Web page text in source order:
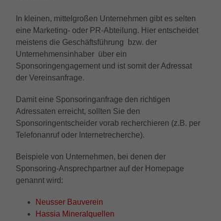
In kleinen, mittelgroßen Unternehmen gibt es selten
eine Marketing- oder PR-Abteilung. Hier entscheidet
meistens die Geschäftsführung bzw. der
Unternehmensinhaber über ein
Sponsoringengagement und ist somit der Adressat
der Vereinsanfrage.
Damit eine Sponsoringanfrage den richtigen
Adressaten erreicht, sollten Sie den
Sponsoringentscheider vorab recherchieren (z.B. per
Telefonanruf oder Internetrecherche).
Beispiele von Unternehmen, bei denen der
Sponsoring-Ansprechpartner auf der Homepage
genannt wird:
Neusser Bauverein
Hassia Mineralquellen
Anbieter TYPO3
Laufzeit 1 Jahr
Zweck
Enthält die gewählten Tracking-Optin-
Einstellungen.
Nutzung der Website für den
Analysebericht der Website zu verfolgen.
Die Cookies speichern Informationen
anonym und weisen eine randoly
generierte Nummer zu, um eindeutige
Anbieter Google LLC
Zweck
Dieses Cookie wird von Google Analytics
Besucher eine Website nutzen, und hilft
bei der Erstellung eines Analyseberichts
6 Monate
Das NID-Cookie enthält eine eindeutige
ID, über die Google Ihre bevorzugten
Einstellungen und andere Informationen
speichert, insbesondere Ihre bevorzugte
Suchergebnisse pro Seite angezeigt
werden sollen (z. B. 10 oder 20) und ob
der Google SafeSearch-Filter aktiviert sein
soll.
Wir verwenden auf unserer Website externe Inhalte, um
Ihnen zusätzliche Informationen anzubieten.